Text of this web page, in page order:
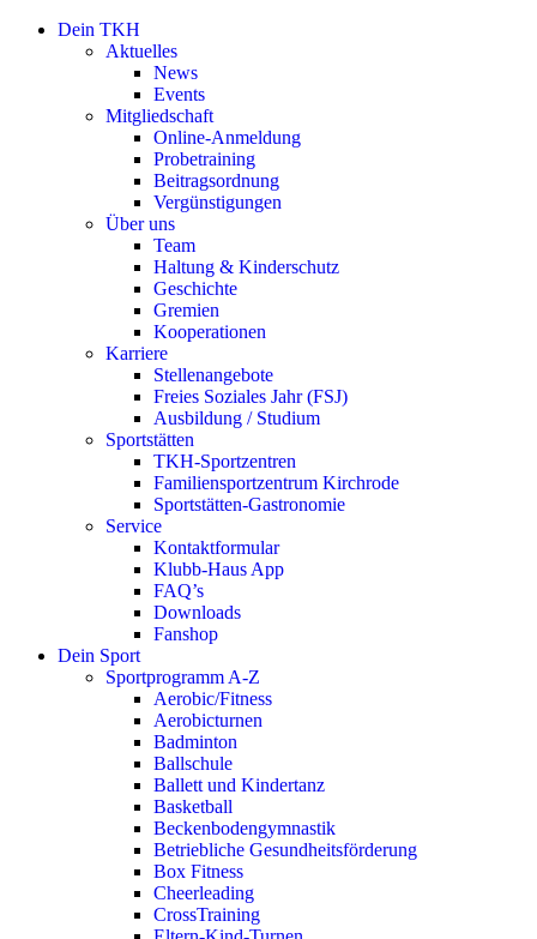
Dein TKH
Aktuelles
News
Events
Mitgliedschaft
Online-Anmeldung
Probetraining
Beitragsordnung
Vergünstigungen
Über uns
Team
Haltung & Kinderschutz
Geschichte
Gremien
Kooperationen
Karriere
Stellenangebote
Freies Soziales Jahr (FSJ)
Ausbildung / Studium
Sportstätten
TKH-Sportzentren
Familiensportzentrum Kirchrode
Sportstätten-Gastronomie
Service
Kontaktformular
Klubb-Haus App
FAQ’s
Downloads
Fanshop
Dein Sport
Sportprogramm A-Z
Aerobic/Fitness
Aerobicturnen
Badminton
Ballschule
Ballett und Kindertanz
Basketball
Beckenbodengymnastik
Betriebliche Gesundheitsförderung
Box Fitness
Cheerleading
CrossTraining